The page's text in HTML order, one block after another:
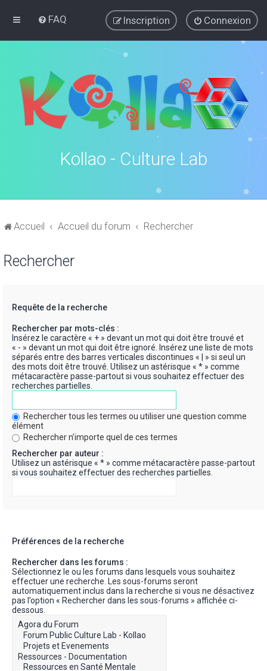
FAQ Connexion
Inscription
Kollao - Culture Lab
Accueil Accueil du forum Rechercher
Rechercher
Requête de la recherche
Rechercher par mots-clés :
Insérez le caractère « + » devant un mot qui doit être trouvé et
« - » devant un mot qui doit être ignoré. Insérez une liste de mots
séparés entre des barres verticales discontinues « | » si seul un
des mots doit être trouvé. Utilisez un astérisque « * » comme
métacaractère passe-partout si vous souhaitez effectuer des
recherches partielles.
Rechercher tous les termes ou utiliser une question comme
élément
Rechercher n’importe quel de ces termes
Rechercher par auteur :
Utilisez un astérisque « * » comme métacaractère passe-partout
si vous souhaitez effectuer des recherches partielles.
Préférences de la recherche
Rechercher dans les forums :
Sélectionnez le ou les forums dans lesquels vous souhaitez
effectuer une recherche. Les sous-forums seront
automatiquement inclus dans la recherche si vous ne désactivez
pas l’option « Rechercher dans les sous-forums » affichée ci-
dessous.